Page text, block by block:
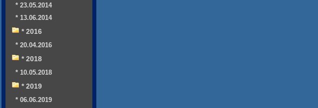
* 23.05.2014
* 13.06.2014
* 2016
* 20.04.2016
* 2018
* 10.05.2018
* 2019
* 06.06.2019